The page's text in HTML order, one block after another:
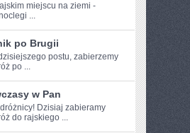
miejscu na ziemi -
...
po Brugii
​postu, zabierzemy
po‌ ...
w Pan
Dzisiaj zabieramy
‌do rajskiego ...